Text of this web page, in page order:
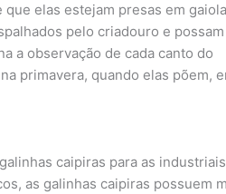
elas estejam presas em
pelo criadouro e
a observação de cada canto do
primavera, quando elas põem,
caipiras para as
as galinhas caipiras possuem